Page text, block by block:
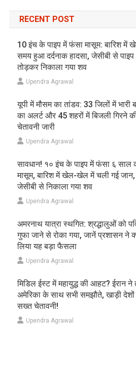
RECENT POST
10 इंच के पाइप में फंसा मासूम: बारिश में
समय हुआ दर्दनाक हादसा, जेसीबी से पाइप
तोड़कर निकाला गया शव
Upendra Agrawal
यूपी में मौसम का तांडव: 33 जिलों में भारी
का अलर्ट और 45 शहरों में बिजली गिरने
चेतावनी जारी
Upendra Agrawal
सावधान! १० इंच के पाइप में फंसा ६ साल
मासूम, बारिश में खेल-खेल में चली गई जान,
जेसीबी से निकाला गया शव
Upendra Agrawal
अमरनाथ यात्रा स्थगित: श्रद्धालुओं को
गुफा जाने से रोका गया, जानें प्रशासन ने
लिया यह बड़ा फैसला
Upendra Agrawal
मिडिल ईस्ट में महायुद्ध की आहट? ईरान ने
अमेरिका के साथ सभी समझौते, खाड़ी देशों
सख्त चेतावनी!
Upendra Agrawal